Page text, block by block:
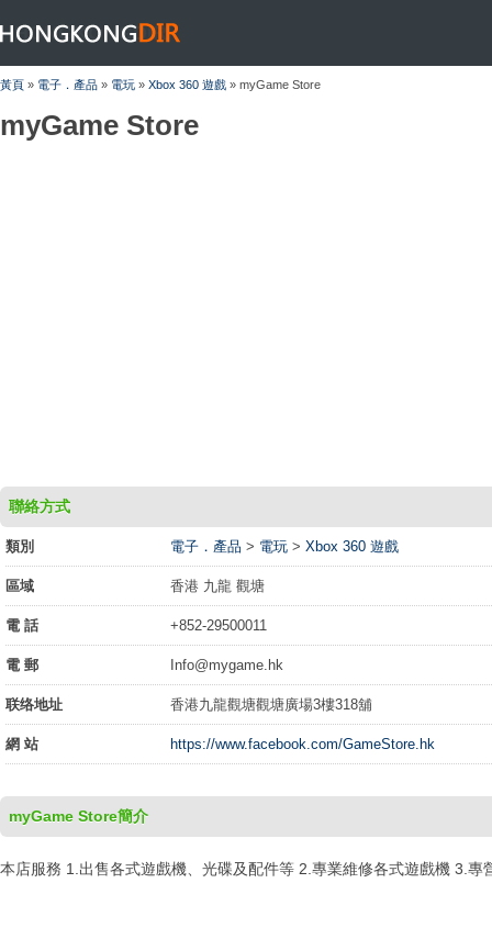
HONGKONGDIR
黃頁 » 電子．產品 » 電玩 » Xbox 360 遊戲 » myGame Store
myGame Store
聯絡方式
類別 電子．產品 > 電玩 > Xbox 360 遊戲
區域 香港 九龍 觀塘
電 話 +852-29500011
電 郵 Info@mygame.hk
联络地址 香港九龍觀塘觀塘廣場3樓318舖
網 站 https://www.facebook.com/GameStore.hk
myGame Store簡介
本店服務 1.出售各式遊戲機、光碟及配件等 2.專業維修各式遊戲機 3.專